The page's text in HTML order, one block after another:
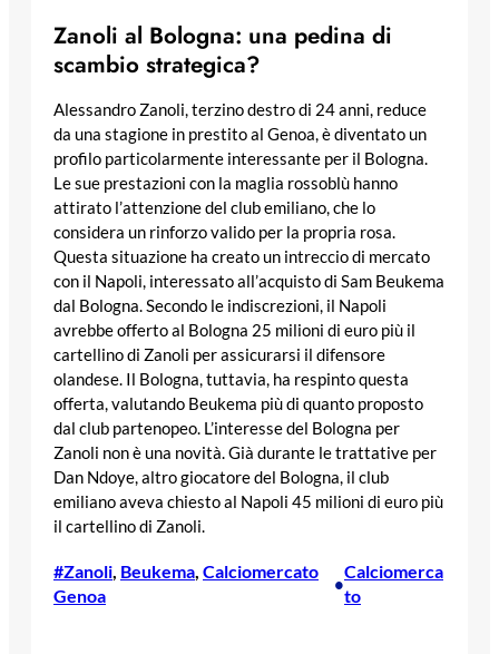
Zanoli al Bologna: una pedina di
scambio strategica?
Alessandro Zanoli, terzino destro di 24 anni, reduce
da una stagione in prestito al Genoa, è diventato un
profilo particolarmente interessante per il Bologna.
Le sue prestazioni con la maglia rossoblù hanno
attirato l’attenzione del club emiliano, che lo
considera un rinforzo valido per la propria rosa.
Questa situazione ha creato un intreccio di mercato
con il Napoli, interessato all’acquisto di Sam Beukema
dal Bologna. Secondo le indiscrezioni, il Napoli
avrebbe offerto al Bologna 25 milioni di euro più il
cartellino di Zanoli per assicurarsi il difensore
olandese. Il Bologna, tuttavia, ha respinto questa
offerta, valutando Beukema più di quanto proposto
dal club partenopeo. L’interesse del Bologna per
Zanoli non è una novità. Già durante le trattative per
Dan Ndoye, altro giocatore del Bologna, il club
emiliano aveva chiesto al Napoli 45 milioni di euro più
il cartellino di Zanoli.
#Zanoli, Beukema, Calciomercato
Genoa
•
Calciomerca
to